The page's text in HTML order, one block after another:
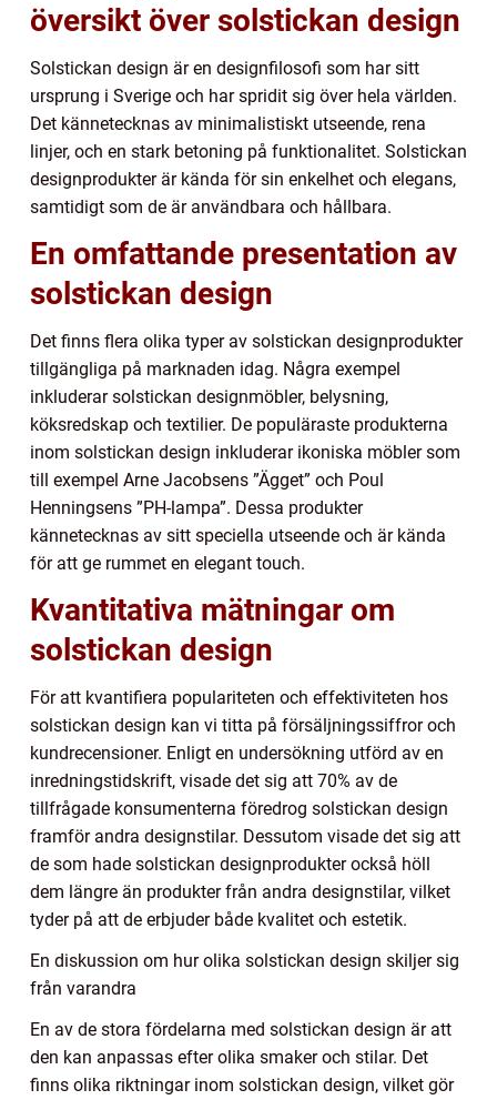
översikt över solstickan design
Solstickan design är en designfilosofi som har sitt
ursprung i Sverige och har spridit sig över hela världen.
Det kännetecknas av minimalistiskt utseende, rena
linjer, och en stark betoning på funktionalitet. Solstickan
designprodukter är kända för sin enkelhet och elegans,
samtidigt som de är användbara och hållbara.
En omfattande presentation av
solstickan design
Det finns flera olika typer av solstickan designprodukter
tillgängliga på marknaden idag. Några exempel
inkluderar solstickan designmöbler, belysning,
köksredskap och textilier. De populäraste produkterna
inom solstickan design inkluderar ikoniska möbler som
till exempel Arne Jacobsens ”Ägget” och Poul
Henningsens ”PH-lampa”. Dessa produkter
kännetecknas av sitt speciella utseende och är kända
för att ge rummet en elegant touch.
Kvantitativa mätningar om
solstickan design
För att kvantifiera populariteten och effektiviteten hos
solstickan design kan vi titta på försäljningssiffror och
kundrecensioner. Enligt en undersökning utförd av en
inredningstidskrift, visade det sig att 70% av de
tillfrågade konsumenterna föredrog solstickan design
framför andra designstilar. Dessutom visade det sig att
de som hade solstickan designprodukter också höll
dem längre än produkter från andra designstilar, vilket
tyder på att de erbjuder både kvalitet och estetik.
En diskussion om hur olika solstickan design skiljer sig
från varandra
En av de stora fördelarna med solstickan design är att
den kan anpassas efter olika smaker och stilar. Det
finns olika riktningar inom solstickan design, vilket gör